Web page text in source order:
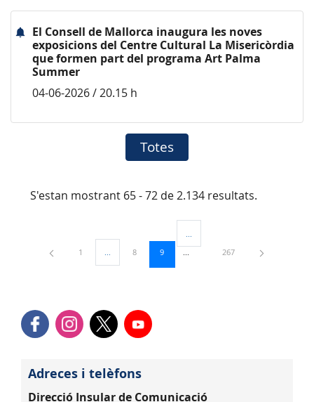
El Consell de Mallorca inaugura les noves
exposicions del Centre Cultural La Misericòrdia
que formen part del programa Art Palma
Summer
04-06-2026 / 20.15 h
Totes
S'estan mostrant 65 - 72 de 2.134 resultats.
Pàgina
1 ...Pàgines intermèdies Utilitzeu TAB per navegar.
Pàgina
8 Pàgina
9
Pàgines intermèdies Utilitzeu TAB
Pàgina
267
Adreces i telèfons
Direcció Insular de Comunicació